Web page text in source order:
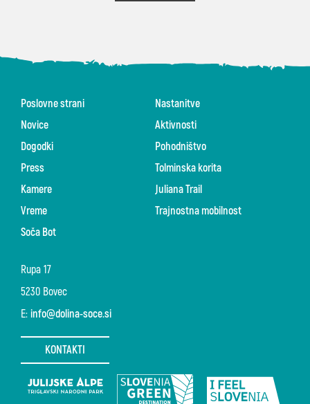
Rupa 17
5230 Bovec
E: info@dolina-soce.si
KONTAKTI
Poslovne strani
Novice
Dogodki
Press
Kamere
Vreme
Soča Bot
Nastanitve
Aktivnosti
Pohodništvo
Tolminska korita
Juliana Trail
Trajnostna mobilnost